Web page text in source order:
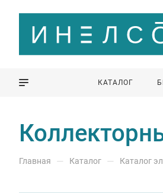
КАТАЛОГ
Главная — Каталог — Каталог